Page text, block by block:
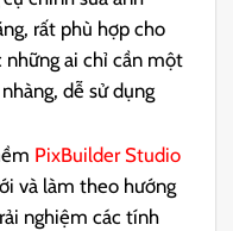
rất phù hợp cho
những ai chỉ cần một
dễ sử dụng
PixBuilder Studio
và làm theo hướng
nghiệm các tính